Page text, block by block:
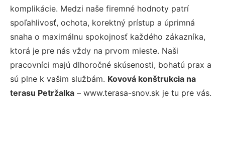
komplikácie. Medzi naše firemné hodnoty patrí
spoľahlivosť, ochota, korektný prístup a úprimná
snaha o maximálnu spokojnosť každého zákazníka,
ktorá je pre nás vždy na prvom mieste. Naši
pracovníci majú dlhoročné skúsenosti, bohatú prax a
sú plne k vašim službám. Kovová konštrukcia na
terasu Petržalka – www.terasa-snov.sk je tu pre vás.